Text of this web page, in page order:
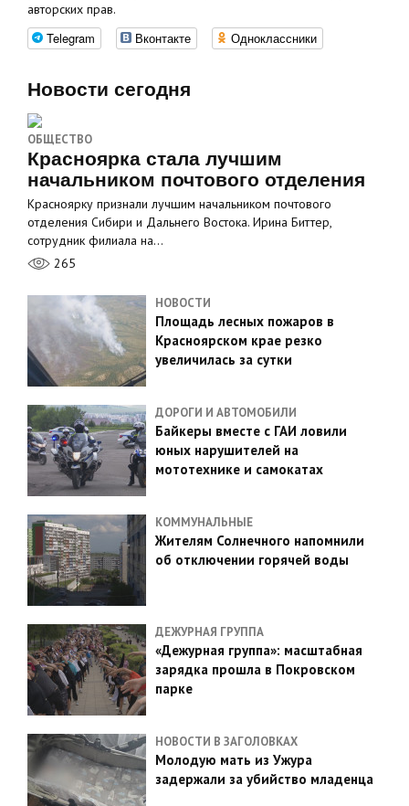
авторских прав.
Telegram Вконтакте Одноклассники
Новости сегодня
ОБЩЕСТВО
Красноярка стала лучшим
начальником почтового отделения
Красноярку признали лучшим начальником почтового
отделения Сибири и Дальнего Востока. Ирина Биттер,
сотрудник филиала на…
265
НОВОСТИ
Площадь лесных пожаров в
Красноярском крае резко
увеличилась за сутки
ДОРОГИ И АВТОМОБИЛИ
Байкеры вместе с ГАИ ловили
юных нарушителей на
мототехнике и самокатах
КОММУНАЛЬНЫЕ
Жителям Солнечного напомнили
об отключении горячей воды
ДЕЖУРНАЯ ГРУППА
«Дежурная группа»: масштабная
зарядка прошла в Покровском
парке
НОВОСТИ В ЗАГОЛОВКАХ
Молодую мать из Ужура
задержали за убийство младенца